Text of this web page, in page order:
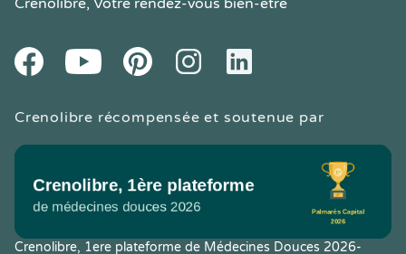
Crenolibre, Votre rendez-vous bien-être
FacebookYoutube PinteresetInstagramLinkedIn
Crenolibre récompensée et soutenue par
Crenolibre, 1ere plateforme de Médecines Douces 2026-